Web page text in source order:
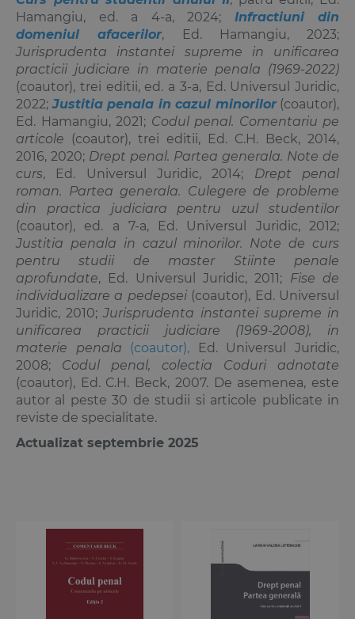
Hamangiu, ed. a 4-a, 2024; Infractiuni din
domeniul afacerilor, Ed. Hamangiu, 2023;
Jurisprudenta instantei supreme in unificarea
practicii judiciare in materie penala (1969-2022)
(coautor), trei editii, ed. a 3-a, Ed. Universul Juridic,
2022;Justitia penala in cazul minorilor (coautor),
Ed. Hamangiu, 2021; Codul penal. Comentariu pe
articole (coautor), trei editii, Ed. C.H. Beck, 2014,
2016, 2020; Drept penal. Partea generala. Note de
curs, Ed. Universul Juridic, 2014; Drept penal
roman. Partea generala. Culegere de probleme
din practica judiciara pentru uzul studentilor
(coautor), ed. a 7-a, Ed. Universul Juridic, 2012;
Justitia penala in cazul minorilor. Note de curs
pentru studii de master Stiinte penale
aprofundate, Ed. Universul Juridic, 2011; Fise de
individualizare a pedepsei(coautor), Ed. Universul
Juridic, 2010;Jurisprudenta instantei supreme in
unificarea practicii judiciare (1969-2008), in
materie penala
(coautor), Ed. Universul Juridic,
2008; Codul penal, colectia Coduri adnotate
(coautor), Ed. C.H. Beck, 2007. De asemenea, este
autor al peste 30 de studii si articole publicate in
reviste de specialitate.
Actualizat septembrie 2025